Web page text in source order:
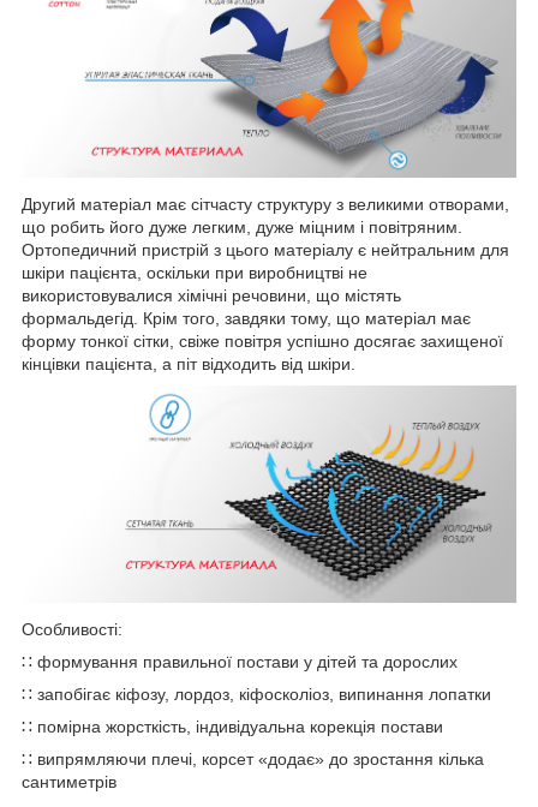
Другий матеріал має сітчасту структуру з великими отворами,
що робить його дуже легким, дуже міцним і повітряним.
Ортопедичний пристрій з цього матеріалу є нейтральним для
шкіри пацієнта, оскільки при виробництві не
використовувалися хімічні речовини, що містять
формальдегід. Крім того, завдяки тому, що матеріал має
форму тонкої сітки, свіже повітря успішно досягає захищеної
кінцівки пацієнта, а піт відходить від шкіри.
Особливості:
∷ формування правильної постави у дітей та дорослих
∷ запобігає кіфозу, лордоз, кіфосколіоз, випинання лопатки
∷ помірна жорсткість, індивідуальна корекція постави
∷ випрямляючи плечі, корсет «додає» до зростання кілька
сантиметрів